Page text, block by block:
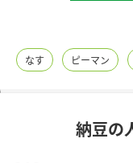
レシピ名特集
商品情報
なす ピーマン
納豆の